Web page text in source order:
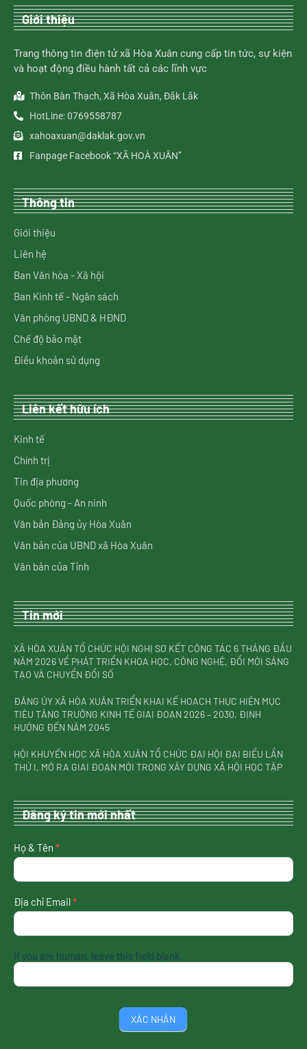
Giới thiệu
Trang thông tin điện tử xã Hòa Xuân cung cấp tin tức, sự kiện
và hoạt động điều hành tất cả các lĩnh vực
Thôn Bàn Thạch, Xã Hòa Xuân, Đắk Lắk
HotLine: 0769558787
xahoaxuan@daklak.gov.vn
Fanpage Facebook “XÃ HOÀ XUÂN”
Thông tin
Giới thiệu
Liên hệ
Ban Văn hóa - Xã hội
Ban Kinh tế - Ngân sách
Văn phòng UBND & HĐND
Chế độ bảo mật
Điều khoản sử dụng
Liên kết hữu ích
Kinh tế
Chính trị
Tin địa phương
Quốc phòng - An ninh
Văn bản Đảng ủy Hòa Xuân
Văn bản của UBND xã Hòa Xuân
Văn bản của Tỉnh
Tin mới
XÃ HÒA XUÂN TỔ CHỨC HỘI NGHỊ SƠ KẾT CÔNG TÁC 6 THÁNG ĐẦU
NĂM 2026 VỀ PHÁT TRIỂN KHOA HỌC, CÔNG NGHỆ, ĐỔI MỚI SÁNG
TẠO VÀ CHUYỂN ĐỔI SỐ
ĐẢNG ỦY XÃ HÒA XUÂN TRIỂN KHAI KẾ HOẠCH THỰC HIỆN MỤC
TIÊU TĂNG TRƯỞNG KINH TẾ GIAI ĐOẠN 2026 – 2030, ĐỊNH
HƯỚNG ĐẾN NĂM 2045
HỘI KHUYẾN HỌC XÃ HÒA XUÂN TỔ CHỨC ĐẠI HỘI ĐẠI BIỂU LẦN
THỨ I, MỞ RA GIAI ĐOẠN MỚI TRONG XÂY DỰNG XÃ HỘI HỌC TẬP
Đăng ký tin mới nhất
nhận
tin
nhất
Họ & Tên *
Địa chỉ Email*
If you are human, leave this field blank.
XÁC NHẬN